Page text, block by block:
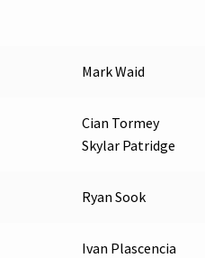
Mark Waid
Cian Tormey
Skylar Patridge
Ryan Sook
Ivan Plascencia